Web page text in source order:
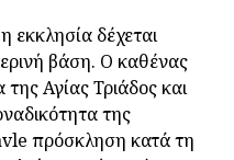
εκκλησία δέχεται
βάση. Ο καθένας
Αγίας Τριάδος και
της
πρόσκληση κατά τη